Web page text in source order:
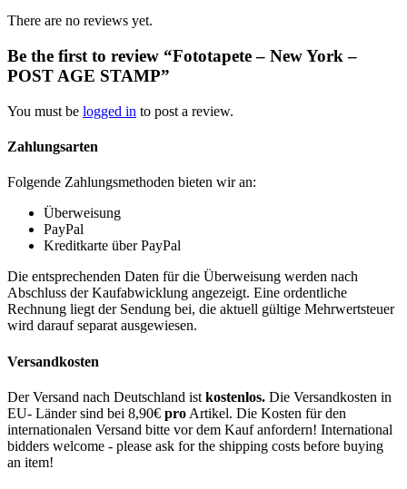
There are no reviews yet.
Be the first to review “Fototapete – New York –
POST AGE STAMP”
You must be logged in to post a review.
Zahlungsarten
Folgende Zahlungsmethoden bieten wir an:
Überweisung
PayPal
Kreditkarte über PayPal
Die entsprechenden Daten für die Überweisung werden nach
Abschluss der Kaufabwicklung angezeigt. Eine ordentliche
Rechnung liegt der Sendung bei, die aktuell gültige Mehrwertsteuer
wird darauf separat ausgewiesen.
Versandkosten
Der Versand nach Deutschland ist kostenlos. Die Versandkosten in
EU- Länder sind bei 8,90€ pro Artikel. Die Kosten für den
internationalen Versand bitte vor dem Kauf anfordern! International
bidders welcome - please ask for the shipping costs before buying
an item!